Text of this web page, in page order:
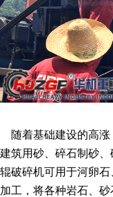
随着基础建设的高涨
建筑用砂、碎石制砂
辊破碎机可用于河卵
加工，将各种岩石、